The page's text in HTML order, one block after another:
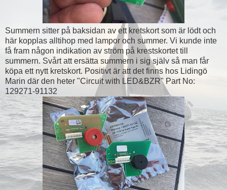
Summern sitter på baksidan av ett kretskort som är lödt och
här kopplas alltihop med lampor och summer. Vi kunde inte
få fram någon indikation av ström på krestskortet till
summern. Svårt att ersätta summern i sig själv så man får
köpa ett nytt kretskort. Positivt är att det finns hos Lidingö
Marin där den heter "Circuit with LED&BZR" Part No:
129271-91132